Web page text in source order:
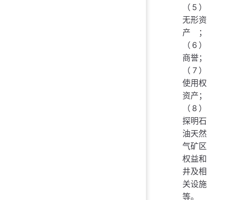
（5）
无形资
产；
（6）
商誉；
（7）
使用权
资产；
（8）
探明石
油天然
气矿区
权益和
井及相
关设施
等。